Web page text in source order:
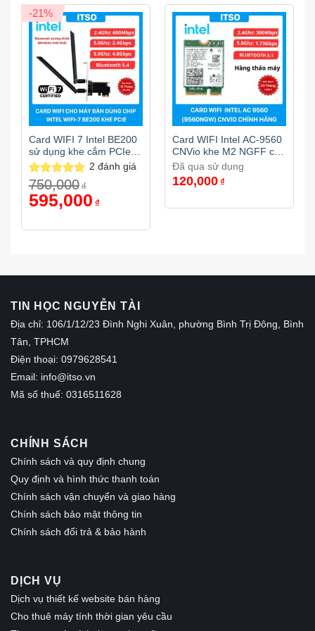
-21%
Card WIFI 7 Intel BE200
sử dụng khe cắm PCIe
có tản nhiệt
Được xếp
hạng5.00
5 sao
2 đánh giá
750,000 ₫
Giá
gốc
595,000 ₫hiện
595,000₫.
Card WIFI Intel AC-9560
CNVio khe M2 NGFF cho
laptop
Đã qua sử dụng
120,000 ₫
TIN HỌC NGUYỄN TÀI
Địa chỉ: 106/1/12/23 Đình Nghi Xuân, phường Bình Trị Đông, Bình
Tân, TPHCM
Điện thoại: 0979628541
Email: info@itso.vn
Mã số thuế: 0316511628
CHÍNH SÁCH
Chính sách và quy định chung
Quy định và hình thức thanh toán
Chính sách vận chuyển và giao hàng
Chính sách bảo mật thông tin
Chính sách đổi trả & bảo hành
DỊCH VỤ
Dịch vụ thiết kế website bán hàng
Cho thuê máy tính thời gian yêu cầu